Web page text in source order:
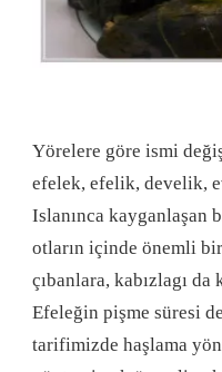
Yörelere göre ismi
efelek, efelik, develik,
Islanınca kayganlaşan
otların içinde önemli
çıbanlara, kabızlagı da
Efeleğin pişme süresi
tarifimizde haşlama